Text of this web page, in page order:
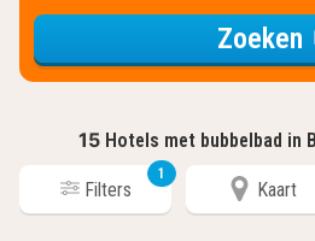
Zoeken
15 Hotels met bubbelbad in
Filters
1
Kaart